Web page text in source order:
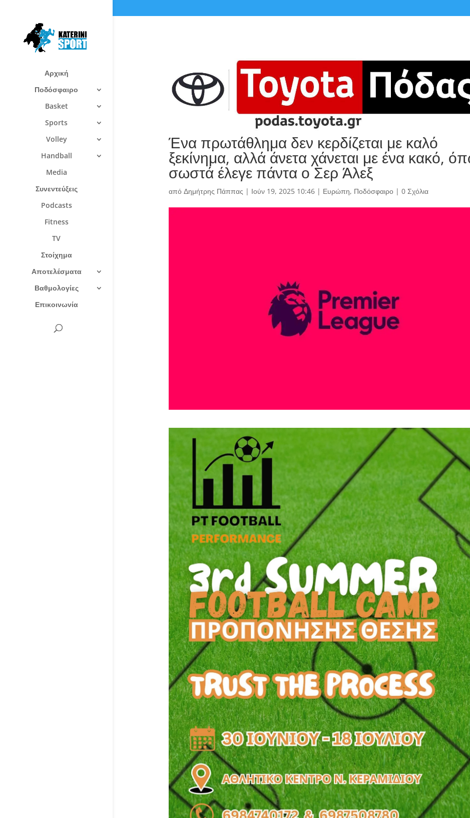
Αρχική
Ποδόσφαιρο
Basket
Sports
Volley
Handball
Media
Συνεντεύξεις
Podcasts
Fitness
TV
Στοίχημα
Αποτελέσματα
Βαθμολογίες
Επικοινωνία
Ένα πρωτάθλημα δεν κερδίζεται με καλό
ξεκίνημα, αλλά άνετα χάνεται με ένα κακό,
σωστά έλεγε πάντα ο Σερ Άλεξ
από Δημήτρης Πάππας | Ιούν 19, 2025 10:46| Ευρώπη, Ποδόσφαιρο| 0 Σχόλια